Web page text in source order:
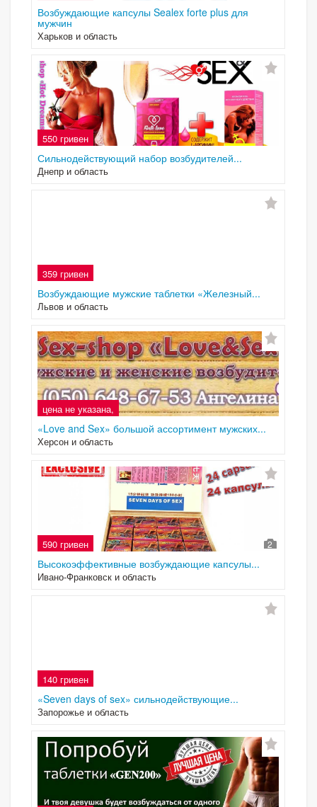
Возбуждающие капсулы Sealex forte plus для
мужчин
Харьков и область
550 гривен
Сильнодействующий набор возбудителей...
Днепр и область
359 гривен
Возбуждающие мужские таблетки «Железный...
Львов и область
цена не указана,
«Love and Sеx» большой ассортимент мужских...
Херсон и область
590 гривен 2
Высокоэффективные возбуждающие капсулы...
Ивано-Франковск и область
140 гривен
«Seven days of sеx» сильнодействующие...
Запорожье и область